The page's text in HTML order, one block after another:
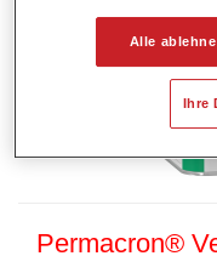
Permacron®
Alle
Ihre